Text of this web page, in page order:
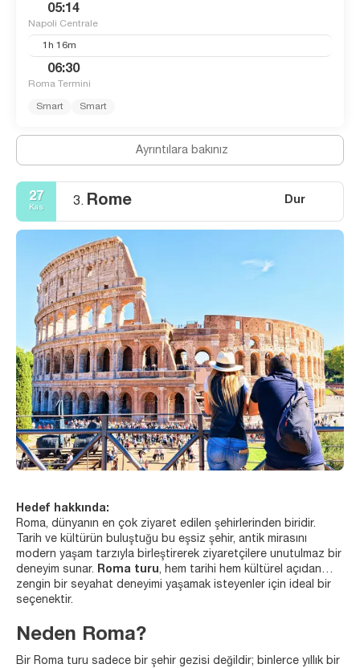
05:14
Napoli Centrale
1h 16m
06:30
Roma Termini
Smart Smart
Ayrıntılara bakınız
27
Kas 3. Rome Dur
Hedef hakkında:
Roma, dünyanın en çok ziyaret edilen şehirlerinden biridir.
Tarih ve kültürün buluştuğu bu eşsiz şehir, antik mirasını
modern yaşam tarzıyla birleştirerek ziyaretçilere unutulmaz bir
deneyim sunar. Roma turu, hem tarihi hem kültürel açıdan
zengin bir seyahat deneyimi yaşamak isteyenler için ideal bir
seçenektir.
Neden Roma?
Bir Roma turu sadece bir şehir gezisi değildir; binlerce yıllık bir